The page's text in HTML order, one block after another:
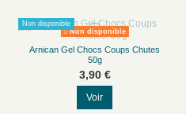
Non disponible
Non disponible
Arnican Gel Chocs Coups Chutes
50g
3,90 €
Voir